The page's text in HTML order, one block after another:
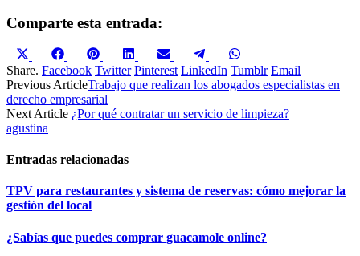
Comparte esta entrada:
Compartir
en
X
(Twitter)
Compartir
en
Facebook
Compartir
en
Pinterest
Compartir
en
LinkedIn
Compartir
en
Email
Compartir
en
Telegram
en
WhatsApp
Share. Facebook Twitter Pinterest LinkedIn Tumblr Email
Previous ArticleTrabajo que realizan los abogados especialistas en
derecho empresarial
Next Article ¿Por qué contratar un servicio de limpieza?
agustina
Entradas relacionadas
TPV para restaurantes y sistema de reservas: cómo mejorar la
gestión del local
¿Sabías que puedes comprar guacamole online?